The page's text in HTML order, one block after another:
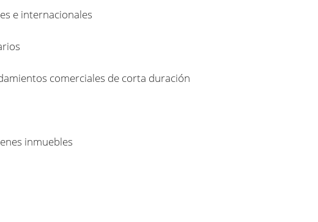
e internacionales
comerciales de corta duración
inmuebles